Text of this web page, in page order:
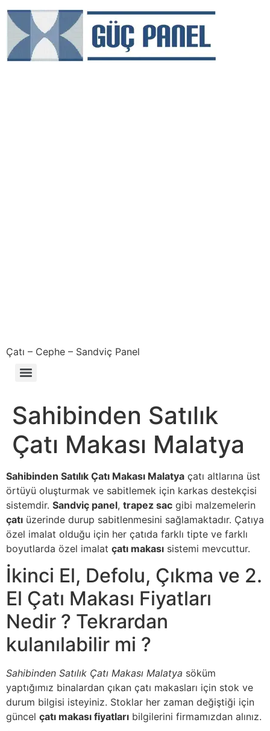
Çatı – Cephe – Sandviç Panel
Sahibinden Satılık
Çatı Makası Malatya
Sahibinden Satılık Çatı Makası Malatya çatı altlarına üst
örtüyü oluşturmak ve sabitlemek için karkas destekçisi
sistemdir. Sandviç panel, trapez sac gibi malzemelerin
çatı üzerinde durup sabitlenmesini sağlamaktadır. Çatıya
özel imalat olduğu için her çatıda farklı tipte ve farklı
boyutlarda özel imalat çatı makası sistemi mevcuttur.
İkinci El, Defolu, Çıkma ve 2.
El Çatı Makası Fiyatları
Nedir ? Tekrardan
kulanılabilir mi ?
Sahibinden Satılık Çatı Makası Malatya söküm
yaptığımız binalardan çıkan çatı makasları için stok ve
durum bilgisi isteyiniz. Stoklar her zaman değiştiği için
güncel çatı makası fiyatları bilgilerini firmamızdan alınız.